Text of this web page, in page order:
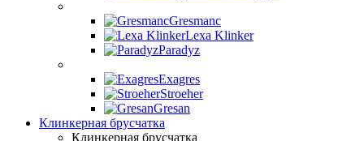
Gresmanc
Lexa Klinker
Paradyz
Exagres
Stroeher
Gresan
Клинкерная брусчатка
Клинкерная брусчатка